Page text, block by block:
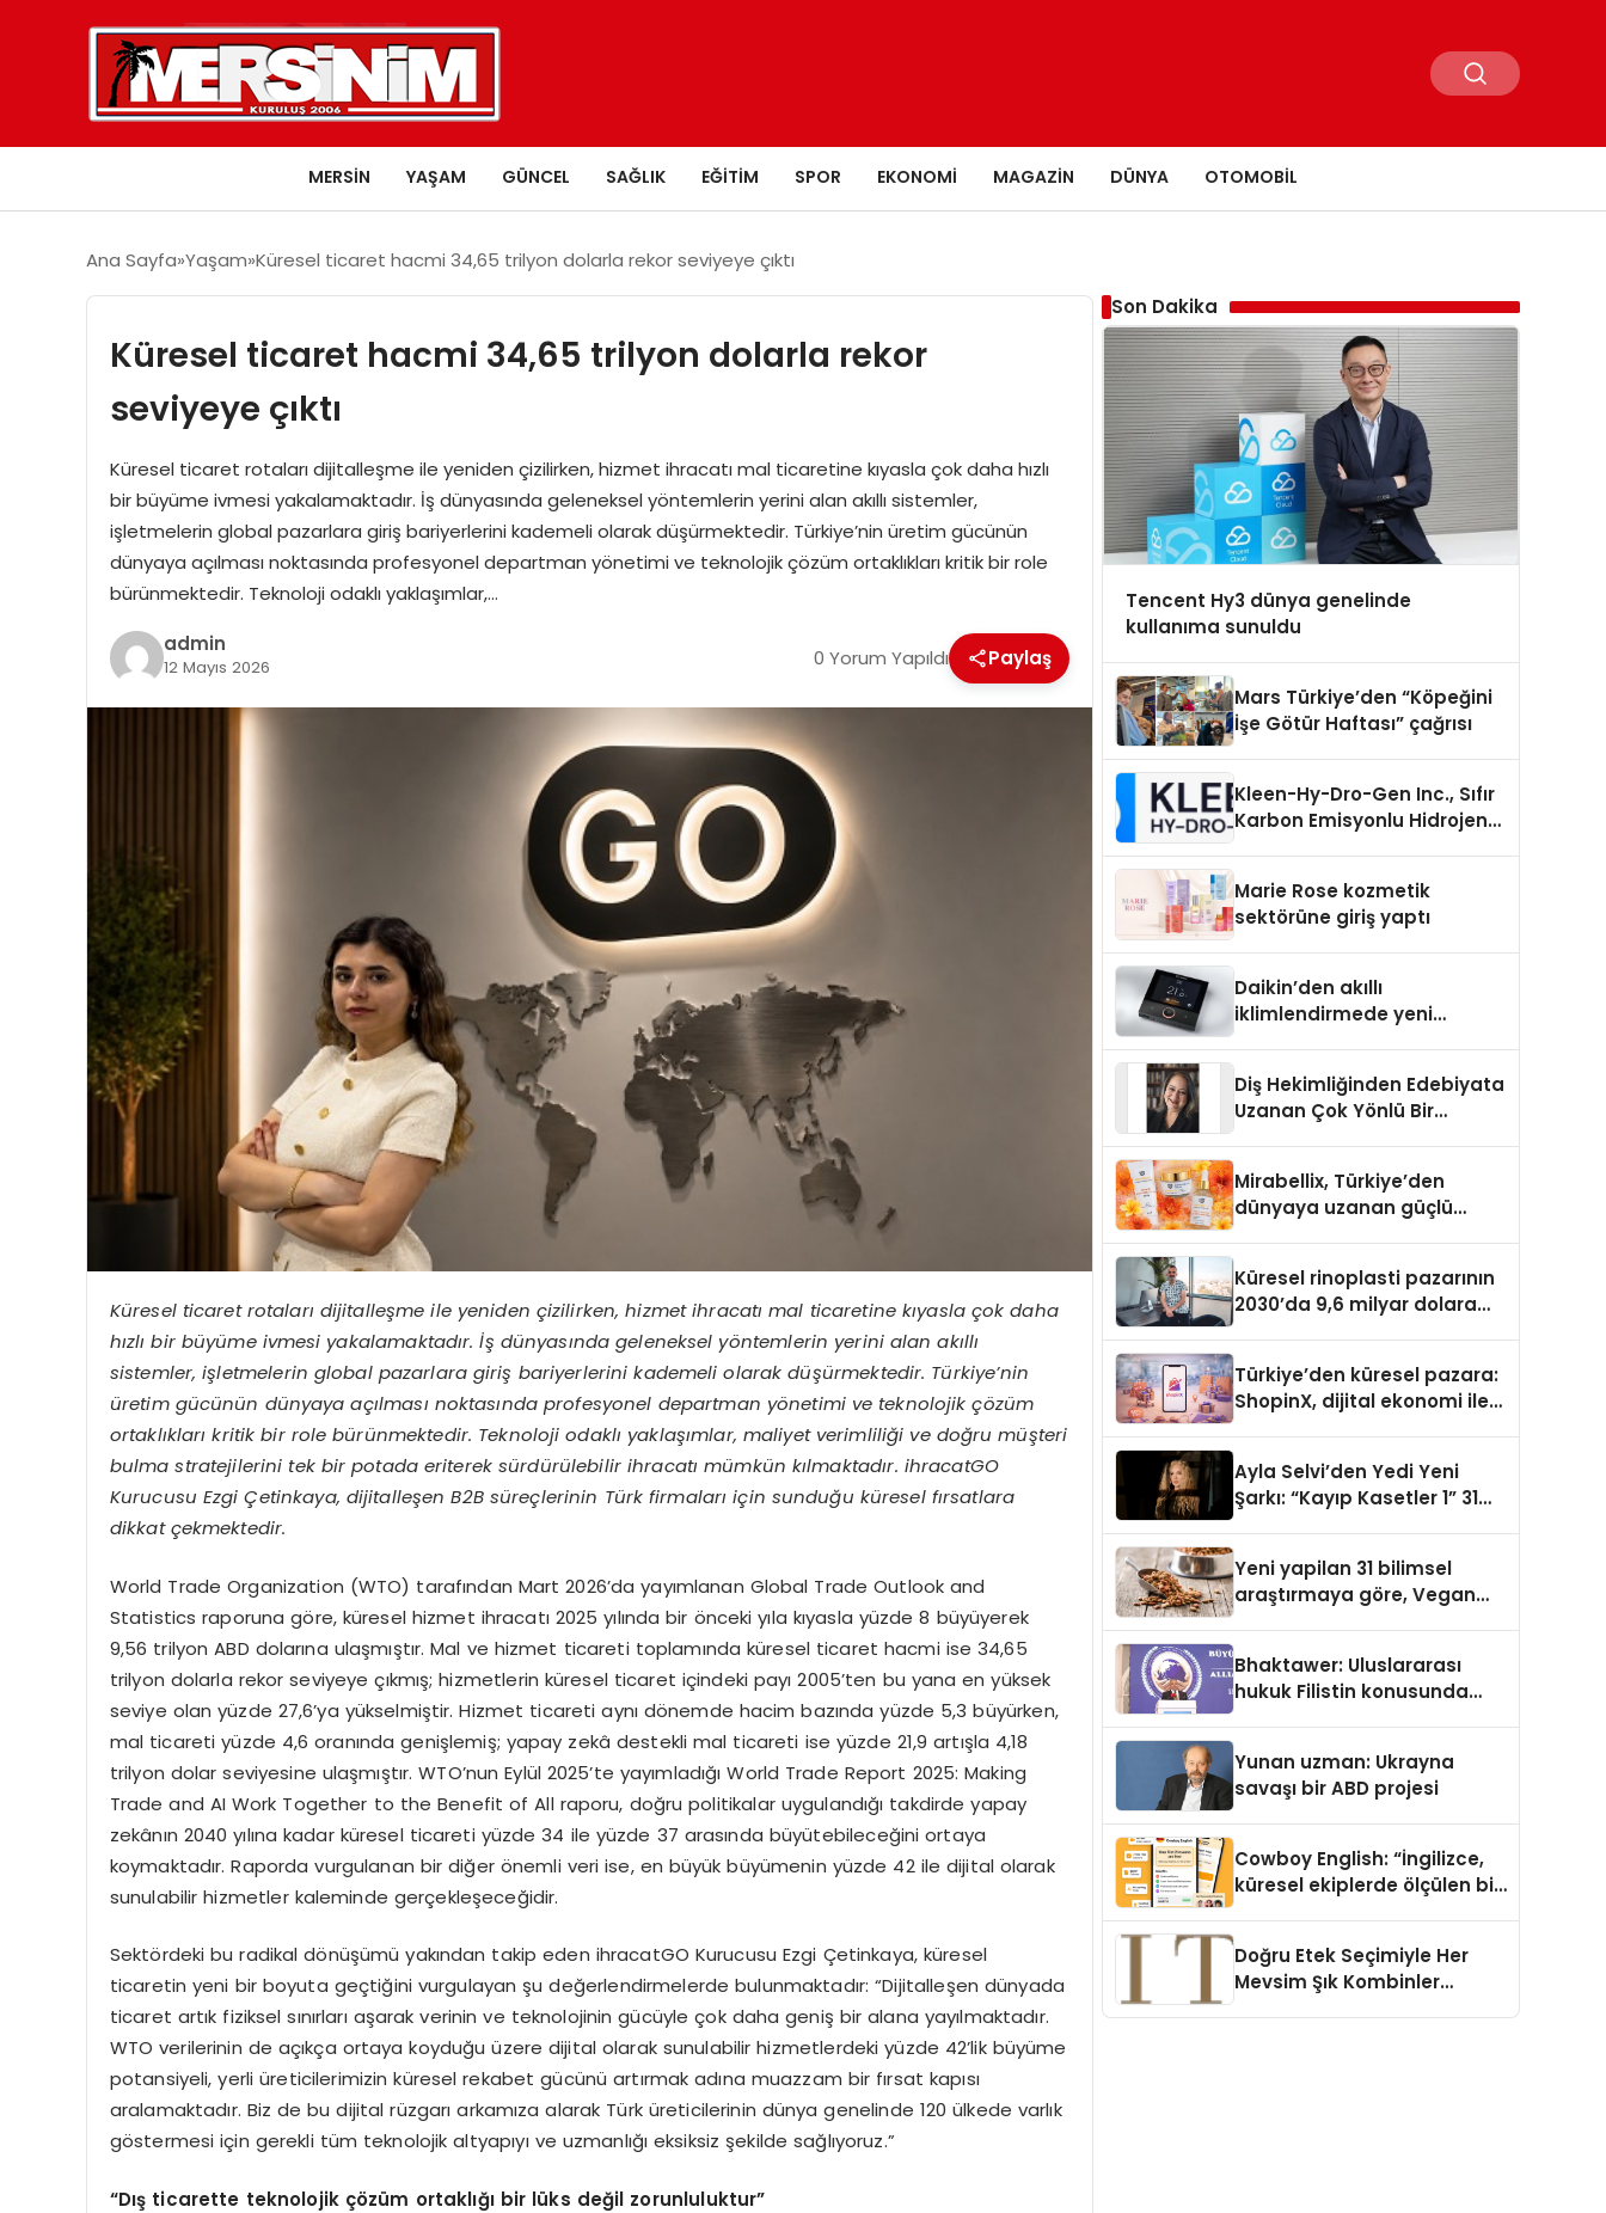
MERSIN YAŞAM GÜNCEL SAĞLIK EĞITIM SPOR EKONOMI MAGAZIN DÜNYA OTOMOBIL
Ana Sayfa Yaşam Küresel ticaret hacmi 34,65 trilyon dolarla rekor seviyeye çıktı
Küresel ticaret hacmi 34,65 trilyon dolarla rekor
seviyeye çıktı
Küresel ticaret rotaları dijitalleşme ile yeniden çizilirken, hizmet ihracatı mal ticaretine kıyasla çok daha hızlı
bir büyüme ivmesi yakalamaktadır. İş dünyasında geleneksel yöntemlerin yerini alan akıllı sistemler,
işletmelerin global pazarlara giriş bariyerlerini kademeli olarak düşürmektedir. Türkiye’nin üretim gücünün
dünyaya açılması noktasında profesyonel departman yönetimi ve teknolojik çözüm ortaklıkları kritik bir role
bürünmektedir. Teknoloji odaklı yaklaşımlar,…
admin
12 Mayıs 2026 0 Yorum Yapıldı Paylaş
Küresel ticaret rotaları dijitalleşme ile yeniden çizilirken, hizmet ihracatı mal ticaretine kıyasla çok daha
hızlı bir büyüme ivmesi yakalamaktadır. İş dünyasında geleneksel yöntemlerin yerini alan akıllı
sistemler, işletmelerin global pazarlara giriş bariyerlerini kademeli olarak düşürmektedir. Türkiye’nin
üretim gücünün dünyaya açılması noktasında profesyonel departman yönetimi ve teknolojik çözüm
ortaklıkları kritik bir role bürünmektedir. Teknoloji odaklı yaklaşımlar, maliyet verimliliği ve doğru müşteri
bulma stratejilerini tek bir potada eriterek sürdürülebilir ihracatı mümkün kılmaktadır. ihracatGO
Kurucusu Ezgi Çetinkaya, dijitalleşen B2B süreçlerinin Türk firmaları için sunduğu küresel fırsatlara
dikkat çekmektedir.
World Trade Organization (WTO) tarafından Mart 2026’da yayımlanan Global Trade Outlook and
Statistics raporuna göre, küresel hizmet ihracatı 2025 yılında bir önceki yıla kıyasla yüzde 8 büyüyerek
9,56 trilyon ABD dolarına ulaşmıştır. Mal ve hizmet ticareti toplamında küresel ticaret hacmi ise 34,65
trilyon dolarla rekor seviyeye çıkmış; hizmetlerin küresel ticaret içindeki payı 2005’ten bu yana en yüksek
seviye olan yüzde 27,6’ya yükselmiştir. Hizmet ticareti aynı dönemde hacim bazında yüzde 5,3 büyürken,
mal ticareti yüzde 4,6 oranında genişlemiş; yapay zekâ destekli mal ticareti ise yüzde 21,9 artışla 4,18
trilyon dolar seviyesine ulaşmıştır. WTO’nun Eylül 2025’te yayımladığı World Trade Report 2025: Making
Trade and AI Work Together to the Benefit of All raporu, doğru politikalar uygulandığı takdirde yapay
zekânın 2040 yılına kadar küresel ticareti yüzde 34 ile yüzde 37 arasında büyütebileceğini ortaya
koymaktadır. Raporda vurgulanan bir diğer önemli veri ise, en büyük büyümenin yüzde 42 ile dijital olarak
sunulabilir hizmetler kaleminde gerçekleşeceğidir.
Sektördeki bu radikal dönüşümü yakından takip eden ihracatGO Kurucusu Ezgi Çetinkaya, küresel
ticaretin yeni bir boyuta geçtiğini vurgulayan şu değerlendirmelerde bulunmaktadır: “Dijitalleşen dünyada
ticaret artık fiziksel sınırları aşarak verinin ve teknolojinin gücüyle çok daha geniş bir alana yayılmaktadır.
WTO verilerinin de açıkça ortaya koyduğu üzere dijital olarak sunulabilir hizmetlerdeki yüzde 42’lik büyüme
potansiyeli, yerli üreticilerimizin küresel rekabet gücünü artırmak adına muazzam bir fırsat kapısı
aralamaktadır. Biz de bu dijital rüzgarı arkamıza alarak Türk üreticilerinin dünya genelinde 120 ülkede varlık
göstermesi için gerekli tüm teknolojik altyapıyı ve uzmanlığı eksiksiz şekilde sağlıyoruz.”
“Dış ticarette teknolojik çözüm ortaklığı bir lüks değil zorunluluktur”
Son Dakika
Tencent Hy3 dünya genelinde
kullanıma sunuldu
Mars Türkiye’den “Köpeğini
İşe Götür Haftası” çağrısı
Kleen-Hy-Dro-Gen Inc., Sıfır
Karbon Emisyonlu Hidrojen
Aldı
Marie Rose kozmetik
sektörüne giriş yaptı
Daikin’den akıllı
iklimlendirmede yeni
Diş Hekimliğinden Edebiyata
Uzanan Çok Yönlü Bir
Mirabellix, Türkiye’den
dünyaya uzanan güçlü
Küresel rinoplasti pazarının
2030’da 9,6 milyar dolara
Türkiye’den küresel pazara:
ShopinX, dijital ekonomi ile
Ayla Selvi’den Yedi Yeni
Şarkı: “Kayıp Kasetler 1” 31
Yeni yapilan 31 bilimsel
araştırmaya göre, Vegan
Sindirildiğini Ortaya Koydu
Bhaktawer: Uluslararası
hukuk Filistin konusunda
Yunan uzman: Ukrayna
savaşı bir ABD projesi
Cowboy English: “İngilizce,
küresel ekiplerde ölçülen bir
Doğru Etek Seçimiyle Her
Mevsim Şık Kombinler